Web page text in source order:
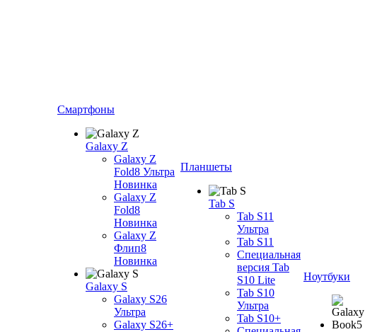
Смартфоны
Galaxy Z
Galaxy Z
Fold8 Ультра
Новинка
Galaxy Z
Fold8
Новинка
Galaxy Z
Флип8
Новинка
Galaxy S
Galaxy S26
Ультра
Galaxy S26+
Планшеты
Tab S
Tab S11
Ультра
Tab S11
Специальная
версия Tab
S10 Lite
Tab S10
Ультра
Tab S10+
Ноутбуки